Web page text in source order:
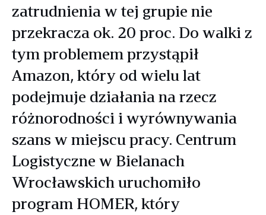
zatrudnienia w tej grupie nie
przekracza ok. 20 proc. Do walki z
tym problemem przystąpił
Amazon, który od wielu lat
podejmuje działania na rzecz
różnorodności i wyrównywania
szans w miejscu pracy. Centrum
Logistyczne w Bielanach
Wrocławskich uruchomiło
program HOMER, który